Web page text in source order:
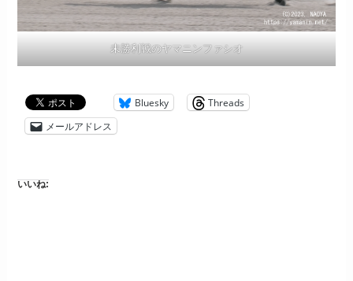
未勝利戦のヤマニンファシオ
Bluesky
Threads
メールアドレス
いいね: